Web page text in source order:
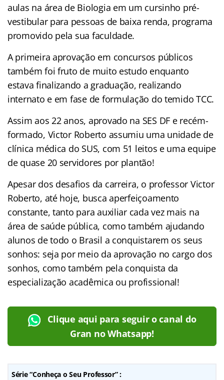
aulas na área de Biologia em um cursinho pré-
vestibular para pessoas de baixa renda, programa
promovido pela sua faculdade.
A primeira aprovação em concursos públicos
também foi fruto de muito estudo enquanto
estava finalizando a graduação, realizando
internato e em fase de formulação do temido TCC.
Assim aos 22 anos, aprovado na SES DF e recém-
formado, Victor Roberto assumiu uma unidade de
clínica médica do SUS, com 51 leitos e uma equipe
de quase 20 servidores por plantão!
Apesar dos desafios da carreira, o professor Victor
Roberto, até hoje, busca aperfeiçoamento
constante, tanto para auxiliar cada vez mais na
área de saúde pública, como também ajudando
alunos de todo o Brasil a conquistarem os seus
sonhos: seja por meio da aprovação no cargo dos
sonhos, como também pela conquista da
especialização acadêmica ou profissional!
Clique aqui para seguir o canal do
Gran no Whatsapp!
Série “Conheça o Seu Professor” :